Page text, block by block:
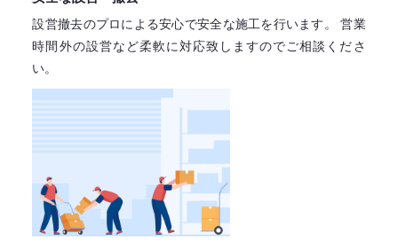
設営撤去のプロによる安心で安全な施工を行います。
営業
時間外の設営など柔軟に対応致しますのでご相談くださ
い。